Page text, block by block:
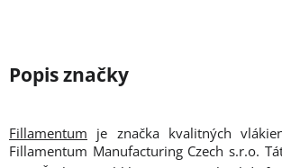
Fillamentum je značka kvalitných
Fillamentum Manufacturing Czech s.r.o.